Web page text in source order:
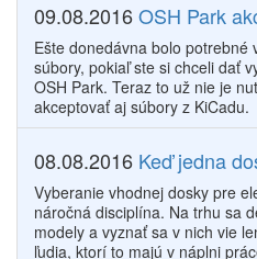
09.08.2016OSH Park
Ešte donedávna bolo potrebné
súbory, pokiaľ ste si chceli dať
OSH Park. Teraz to už nie je
akceptovať aj súbory z KiCadu.
08.08.2016 Keď jedna
Vyberanie vhodnej dosky pre
náročná disciplína. Na trhu sa
modely a vyznať sa v nich vie
ľudia, ktorí to majú v náplni